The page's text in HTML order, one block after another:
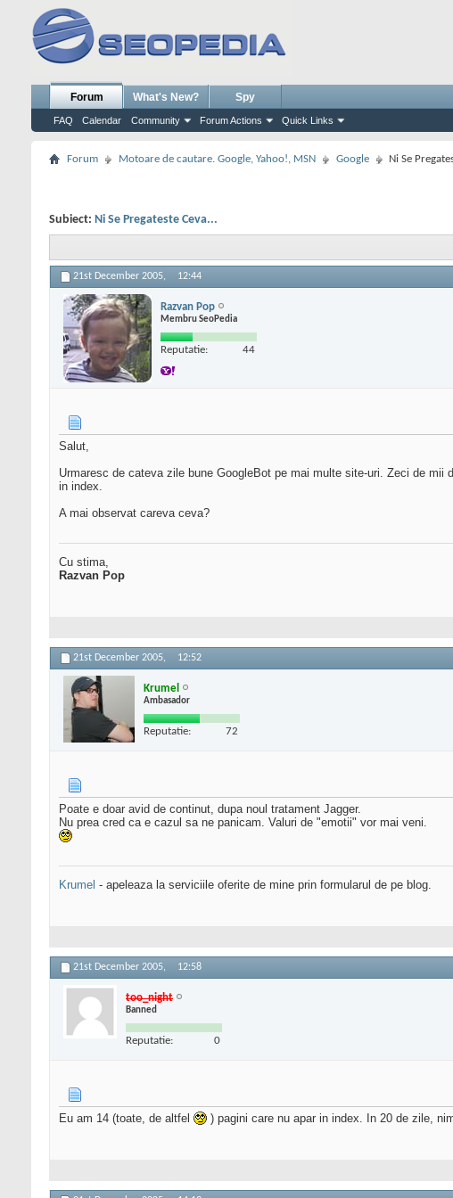
Forum
FAQ Calendar Community Forum Actions Quick Links
What's New? Spy
Forum Motoare de cautare. Google, Yahoo!, MSN Google Ni Se
Subiect: Ni Se Pregateste Ceva...
21st December 2005, 12:44
Razvan Pop
Membru SeoPedia
Reputatie: 44
Salut,
Urmaresc de cateva zile bune GoogleBot pe mai multe site-uri. Zeci de
in index.
A mai observat careva ceva?
Cu stima,
Razvan Pop
21st December 2005, 12:52
Krumel
Ambasador
Reputatie: 72
Poate e doar avid de continut, dupa noul tratament Jagger.
Nu prea cred ca e cazul sa ne panicam. Valuri de "emotii" vor mai veni.
Krumel - apeleaza la serviciile oferite de mine prin formularul de pe blog.
21st December 2005, 12:58
too_night
Banned
Reputatie: 0
Eu am 14 (toate, de altfel ) pagini care nu apar in index. In 20 de zile,